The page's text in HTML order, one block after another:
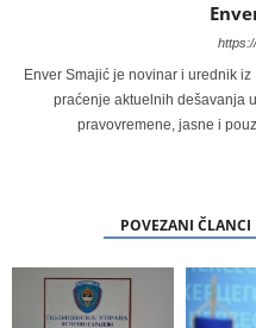
Enver Smajić je novinar i urednik
praćenje aktuelnih dešavanja
pravovremene, jasne i
POVEZANI ČLANCI